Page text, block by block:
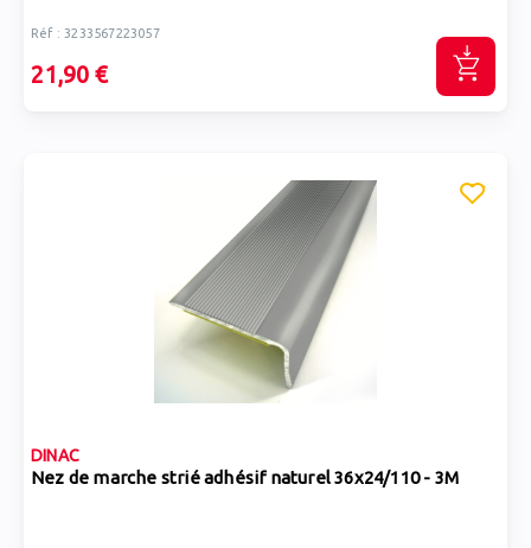
Réf : 3233567223057
21,90 €
DINAC
Nez de marche strié adhésif naturel 36x24/110 - 3M